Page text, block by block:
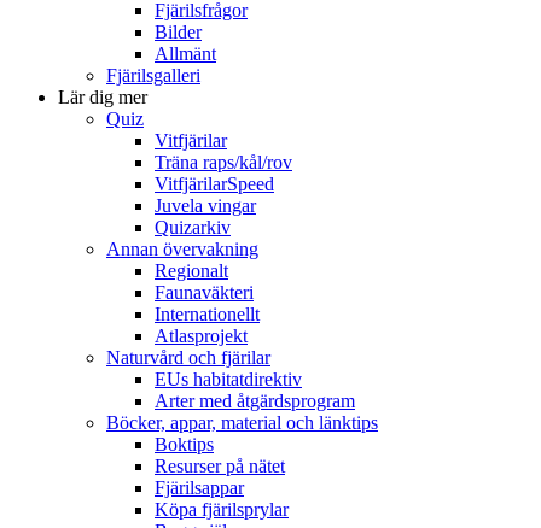
Fjärilsfrågor
Bilder
Allmänt
Fjärilsgalleri
Lär dig mer
Quiz
Vitfjärilar
Träna raps/kål/rov
VitfjärilarSpeed
Juvela vingar
Quizarkiv
Annan övervakning
Regionalt
Faunaväkteri
Internationellt
Atlasprojekt
Naturvård och fjärilar
EUs habitatdirektiv
Arter med åtgärdsprogram
Böcker, appar, material och länktips
Boktips
Resurser på nätet
Fjärilsappar
Köpa fjärilsprylar